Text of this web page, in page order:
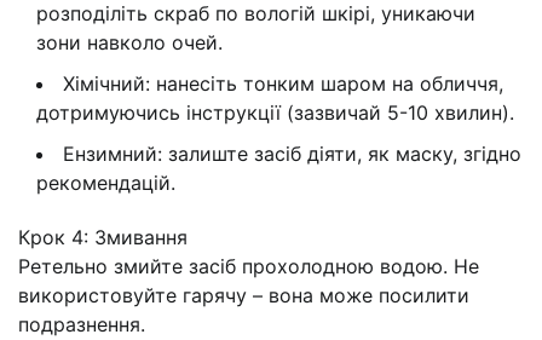
розподіліть скраб по вологій шкірі, уникаючи
зони навколо очей.
Хімічний: нанесіть тонким шаром на обличчя,
дотримуючись інструкції (зазвичай 5-10 хвилин).
Ензимний: залиште засіб діяти, як маску, згідно
рекомендацій.
Крок 4: Змивання
Ретельно змийте засіб прохолодною водою. Не
використовуйте гарячу – вона може посилити
подразнення.